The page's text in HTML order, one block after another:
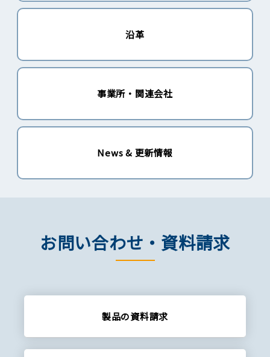
沿革
事業所・関連会社
News & 更新情報
お問い合わせ・資料請求
製品の資料請求